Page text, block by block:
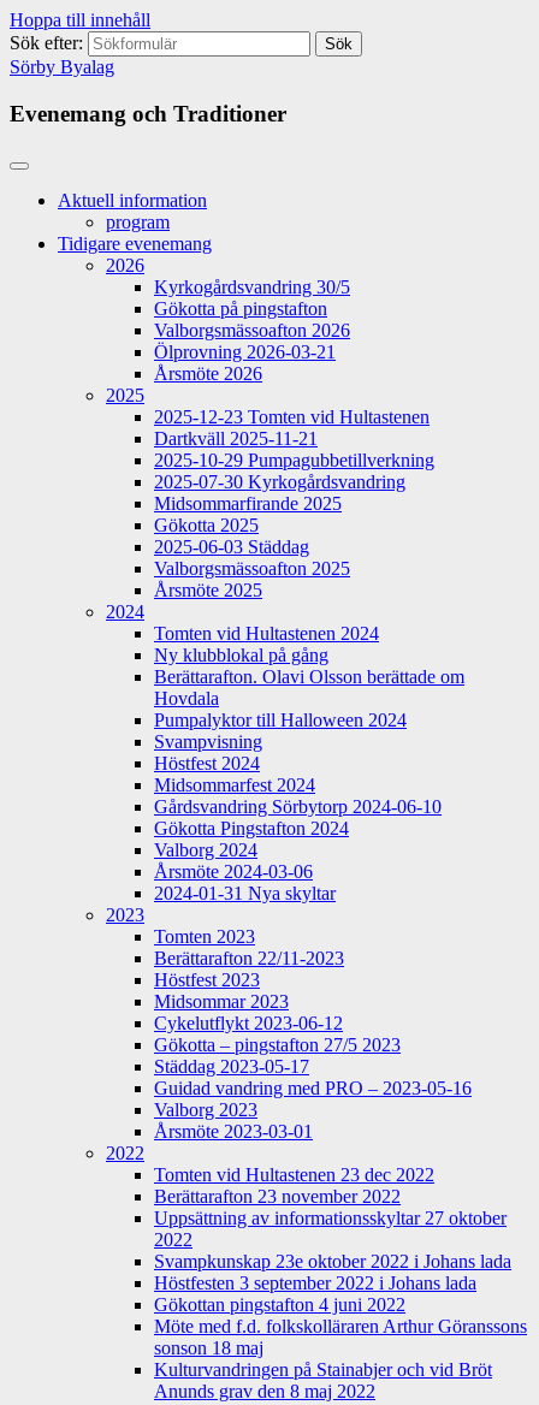
Hoppa till innehåll
Sök efter:
Sörby Byalag
Evenemang och Traditioner
Aktuell information
program
Tidigare evenemang
2026
Kyrkogårdsvandring 30/5
Gökotta på pingstafton
Valborgsmässoafton 2026
Ölprovning 2026-03-21
Årsmöte 2026
2025
2025-12-23 Tomten vid Hultastenen
Dartkväll 2025-11-21
2025-10-29 Pumpagubbetillverkning
2025-07-30 Kyrkogårdsvandring
Midsommarfirande 2025
Gökotta 2025
2025-06-03 Städdag
Valborgsmässoafton 2025
Årsmöte 2025
2024
Tomten vid Hultastenen 2024
Ny klubblokal på gång
Berättarafton. Olavi Olsson berättade om
Hovdala
Pumpalyktor till Halloween 2024
Svampvisning
Höstfest 2024
Midsommarfest 2024
Gårdsvandring Sörbytorp 2024-06-10
Gökotta Pingstafton 2024
Valborg 2024
Årsmöte 2024-03-06
2024-01-31 Nya skyltar
2023
Tomten 2023
Berättarafton 22/11-2023
Höstfest 2023
Midsommar 2023
Cykelutflykt 2023-06-12
Gökotta – pingstafton 27/5 2023
Städdag 2023-05-17
Guidad vandring med PRO – 2023-05-16
Valborg 2023
Årsmöte 2023-03-01
2022
Tomten vid Hultastenen 23 dec 2022
Berättarafton 23 november 2022
Uppsättning av informationsskyltar 27 oktober
2022
Svampkunskap 23e oktober 2022 i Johans lada
Höstfesten 3 september 2022 i Johans lada
Gökottan pingstafton 4 juni 2022
Möte med f.d. folkskolläraren Arthur Göranssons
sonson 18 maj
Kulturvandringen på Stainabjer och vid Bröt
Anunds grav den 8 maj 2022